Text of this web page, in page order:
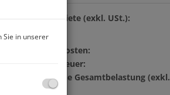
Gesamtmiete (exkl. USt.):
Miete:
Betriebskosten:
Umsatzsteuer:
monatliche Gesamtbelastung (exkl.
USt.):
Sie in unserer